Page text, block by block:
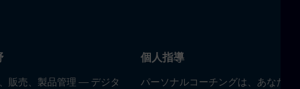
販売、製品管理 — デジタ
個人指導
パーソナルコーチングは、あなたの